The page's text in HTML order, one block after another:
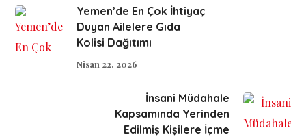
Yemen’de En Çok İhtiyaç
Duyan Ailelere Gıda
Kolisi Dağıtımı
Nisan 22, 2026
İnsani Müdahale
Kapsamında Yerinden
Edilmiş Kişilere İçme